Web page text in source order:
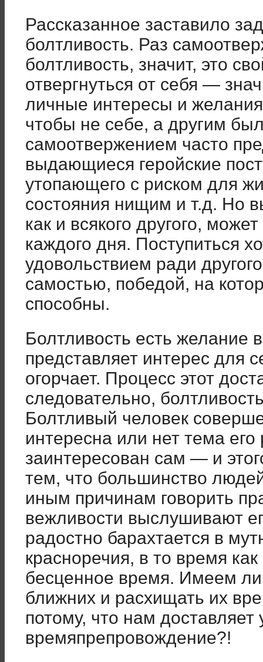
Рассказанное заставило
болтливость. Раз
болтливость, значит, это
отвергнуться от себя —
личные интересы и
чтобы не себе, а другим
самоотвержением часто
выдающиеся геройские
утопающего с риском для
состояния нищим и т.д. Но
как и всякого другого,
каждого дня. Поступиться
удовольствием ради
самостью, победой, на
способны.
Болтливость есть желание
представляет интерес для
огорчает. Процесс этот
следовательно,
Болтливый человек
интересна или нет тема
заинтересован сам — и
тем, что большинство
иным причинам говорить
вежливости выслушивают
радостно барахтается в
красноречия, в то время
бесценное время. Имеем
ближних и расхищать их
потому, что нам
времяпрепровождение?!